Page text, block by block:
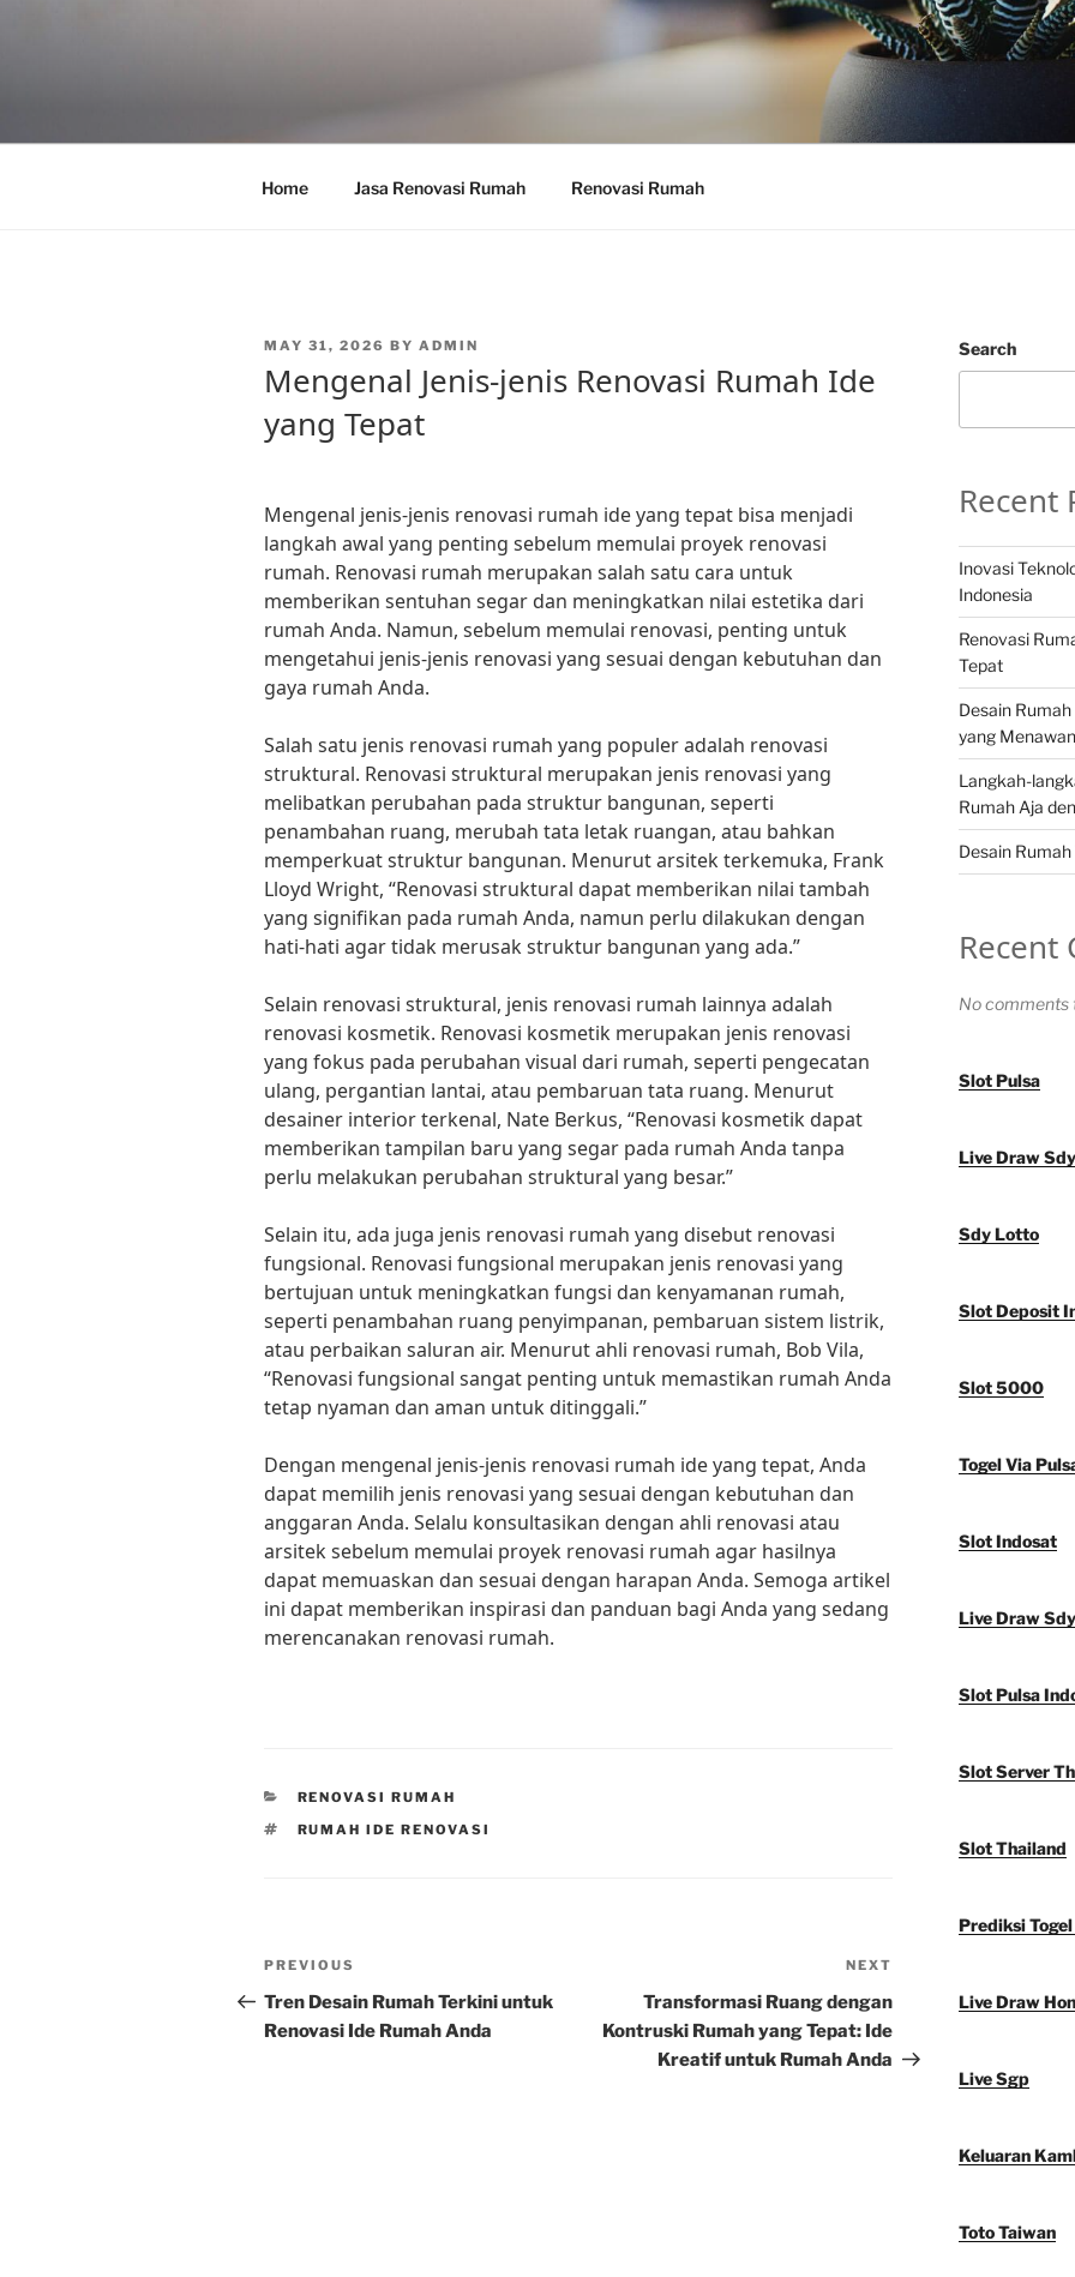
Home Jasa Renovasi Rumah Renovasi Rumah
POSTED
MAY 31, 2026 BY ADMIN
Mengenal Jenis-jenis Renovasi Rumah Ide
yang Tepat
Mengenal jenis-jenis renovasi rumah ide yang tepat bisa menjadi
langkah awal yang penting sebelum memulai proyek renovasi
rumah. Renovasi rumah merupakan salah satu cara untuk
memberikan sentuhan segar dan meningkatkan nilai estetika dari
rumah Anda. Namun, sebelum memulai renovasi, penting untuk
mengetahui jenis-jenis renovasi yang sesuai dengan kebutuhan dan
gaya rumah Anda.
Salah satu jenis renovasi rumah yang populer adalah renovasi
struktural. Renovasi struktural merupakan jenis renovasi yang
melibatkan perubahan pada struktur bangunan, seperti
penambahan ruang, merubah tata letak ruangan, atau bahkan
memperkuat struktur bangunan. Menurut arsitek terkemuka, Frank
Lloyd Wright, “Renovasi struktural dapat memberikan nilai tambah
yang signifikan pada rumah Anda, namun perlu dilakukan dengan
hati-hati agar tidak merusak struktur bangunan yang ada.”
Selain renovasi struktural, jenis renovasi rumah lainnya adalah
renovasi kosmetik. Renovasi kosmetik merupakan jenis renovasi
yang fokus pada perubahan visual dari rumah, seperti pengecatan
ulang, pergantian lantai, atau pembaruan tata ruang. Menurut
desainer interior terkenal, Nate Berkus, “Renovasi kosmetik dapat
memberikan tampilan baru yang segar pada rumah Anda tanpa
perlu melakukan perubahan struktural yang besar.”
Selain itu, ada juga jenis renovasi rumah yang disebut renovasi
fungsional. Renovasi fungsional merupakan jenis renovasi yang
bertujuan untuk meningkatkan fungsi dan kenyamanan rumah,
seperti penambahan ruang penyimpanan, pembaruan sistem listrik,
atau perbaikan saluran air. Menurut ahli renovasi rumah, Bob Vila,
“Renovasi fungsional sangat penting untuk memastikan rumah Anda
tetap nyaman dan aman untuk ditinggali.”
Dengan mengenal jenis-jenis renovasi rumah ide yang tepat, Anda
dapat memilih jenis renovasi yang sesuai dengan kebutuhan dan
anggaran Anda. Selalu konsultasikan dengan ahli renovasi atau
arsitek sebelum memulai proyek renovasi rumah agar hasilnya
dapat memuaskan dan sesuai dengan harapan Anda. Semoga artikel
ini dapat memberikan inspirasi dan panduan bagi Anda yang sedang
merencanakan renovasi rumah.
CATEGORIES
RENOVASI RUMAH
TAGS
RUMAH IDE RENOVASI
Post
navigation
Previous
Post
PREVIOUS
Tren Desain Rumah Terkini untuk
Renovasi Ide Rumah Anda
Post
NEXT
Transformasi Ruang dengan
Kontruski Rumah yang Tepat: Ide
Kreatif untuk Rumah Anda
Search
Recent
Inovasi
Indonesia
Renovasi
Tepat
Desain
yang Menawan
Langkah-
Rumah Aja
Desain
Recent
No comments
Slot Pulsa
Live Draw Sdy
Sdy Lotto
Slot Deposit
Slot 5000
Togel Via
Slot Indosat
Live Draw Sdy
Slot Pulsa
Slot Server
Slot Thailand
Prediksi
Live Draw
Live Sgp
Keluaran
Toto Taiwan